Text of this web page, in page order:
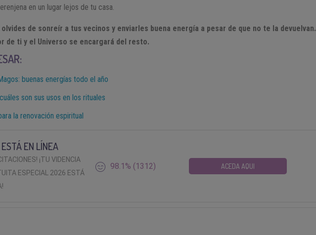
en un lugar lejos de tu casa.
de sonreír a tus vecinos y enviarles buena energía a pesar de que no te la devuelvan.
de ti y el Universo se encargará del resto.
buenas energías todo el año
son sus usos en los rituales
la renovación espiritual
ESTÁ EN LÍNEA
¡TU VIDENCIA
ESPECIAL 2026 ESTÁ
98.1% (1312) ACEDA AQUI